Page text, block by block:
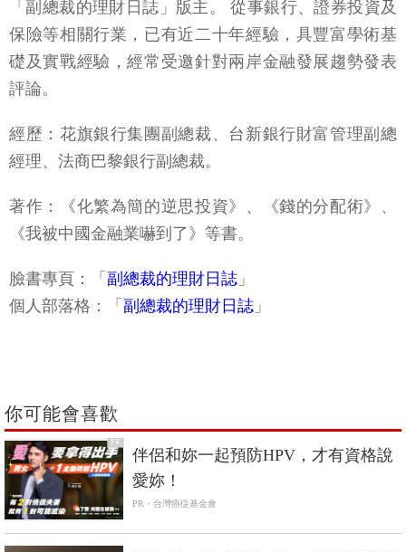
「副總裁的理財日誌」版主。 從事銀行、證券投資及
保險等相關行業，已有近二十年經驗，具豐富學術基
礎及實戰經驗，經常受邀針對兩岸金融發展趨勢發表
評論。
經歷：花旗銀行集團副總裁、台新銀行財富管理副總
經理、法商巴黎銀行副總裁。
著作：《化繁為簡的逆思投資》、《錢的分配術》、
《我被中國金融業嚇到了》等書。
臉書專頁：「 副總裁的理財日誌 」
個人部落格：「 副總裁的理財日誌 」
你可能會喜歡
PR
伴侶和妳一起預防HPV，才有資格說
愛妳！
PR・台灣癌症基金會